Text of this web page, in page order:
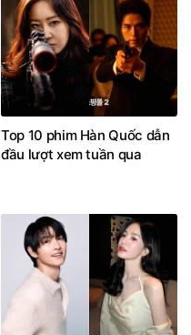
Top 10 phim Hàn Quốc dẫn
đầu lượt xem tuần qua